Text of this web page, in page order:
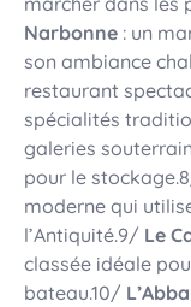
Narbonne : un
son ambiance
restaurant
spécialités
galeries
pour le
moderne qui
l’Antiquité.9/ Le
classée idéale
bateau.10/